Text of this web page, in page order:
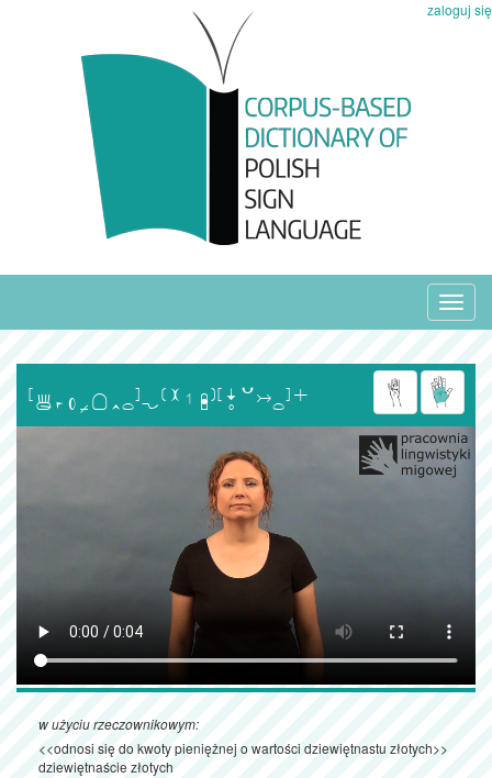
zaloguj się

w użyciu rzeczownikowym:
<<odnosi się do kwoty pieniężnej o wartości dziewiętnastu złotych>>
dziewiętnaście złotych